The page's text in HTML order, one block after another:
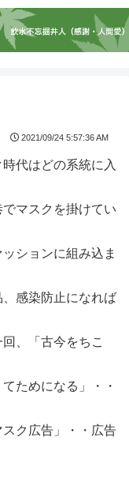
2021/09/24 5:57:36 AM
代はどの系統に入
マスクを掛けてい
ションに組み込ま
感染防止になれば
、「古今をちこ
ためになる」・・
ク広告」・・広告